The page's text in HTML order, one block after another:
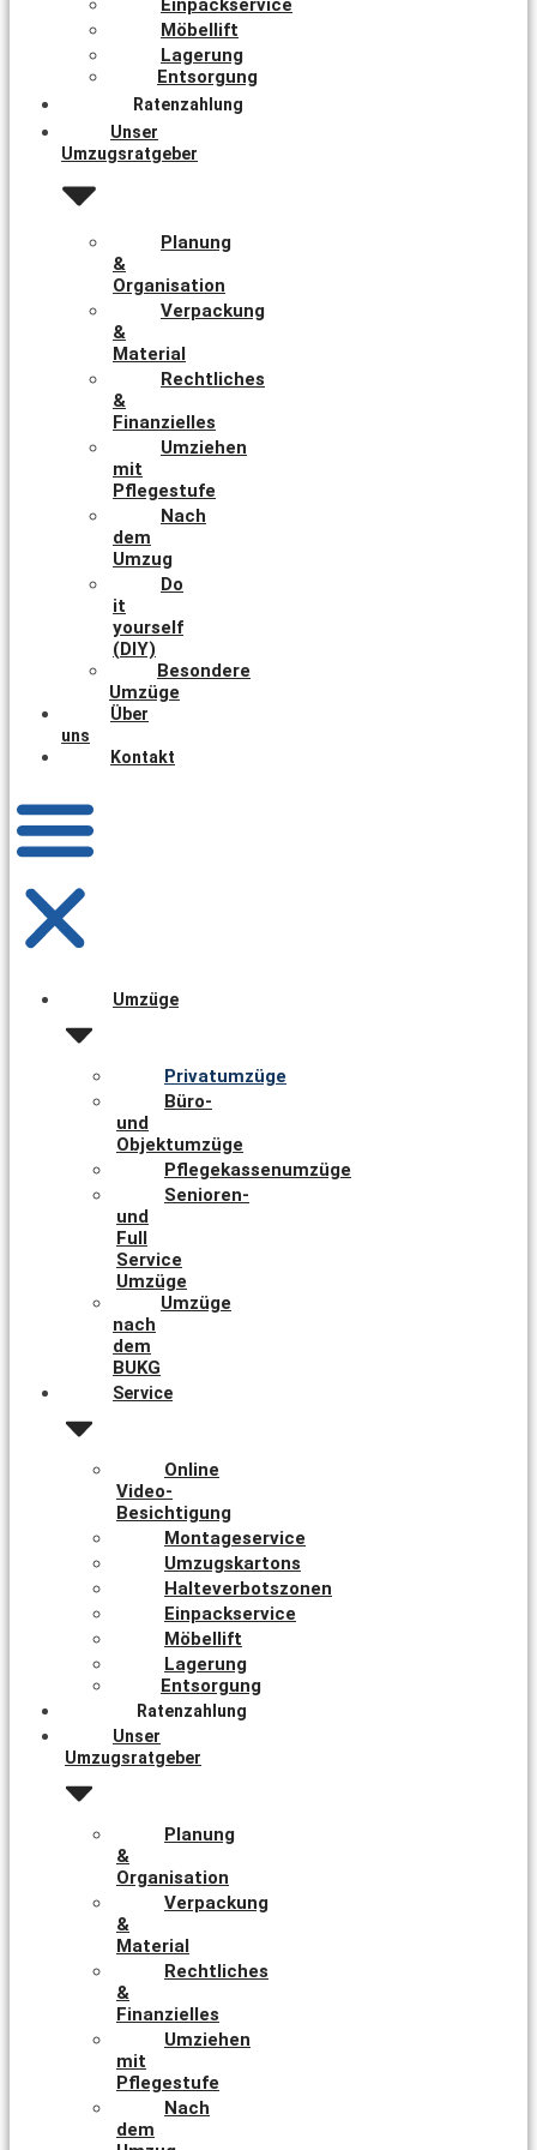
Einpackservice
Möbellift
Lagerung
Entsorgung
Ratenzahlung
Unser
Umzugsratgeber
Planung
&
Organisation
Verpackung
&
Material
Rechtliches
&
Finanzielles
Umziehen
mit
Pflegestufe
Nach
dem
Umzug
Do
it
yourself
(DIY)
Besondere
Umzüge
Über
uns
Kontakt
Umzüge
Privatumzüge
Büro-
und
Objektumzüge
Pflegekassenumzüge
Senioren-
und
Full
Service
Umzüge
Umzüge
nach
dem
BUKG
Service
Online
Video-
Besichtigung
Montageservice
Umzugskartons
Halteverbotszonen
Einpackservice
Möbellift
Lagerung
Entsorgung
Ratenzahlung
Unser
Umzugsratgeber
Planung
&
Organisation
Verpackung
&
Material
Rechtliches
&
Finanzielles
Umziehen
mit
Pflegestufe
Nach
dem